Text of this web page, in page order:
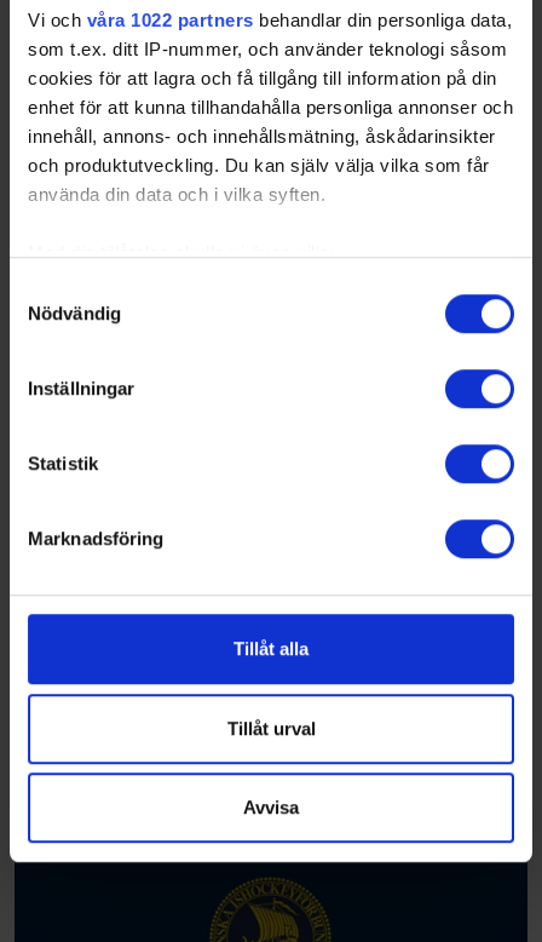
Vi och våra 1022 partners behandlar din personliga data,
som t.ex. ditt IP-nummer, och använder teknologi såsom
cookies för att lagra och få tillgång till information på din
enhet för att kunna tillhandahålla personliga annonser och
innehåll, annons- och innehållsmätning, åskådarinsikter
och produktutveckling. Du kan själv välja vilka som får
använda din data och i vilka syften.
Med din tillåtelse skulle vi även vilja:
som kan ha en noggrannhet på upp till flera meter
Ta reda på mer om hur dina personliga uppgifter
Du kan ändra eller dra tillbaka ditt samtycke när som
Vi använder enhetsidentifierare för att anpassa innehållet
för sociala medier och analysera vår trafik. Vi
vidarebefordrar även sådana identifierare och annan
annons- och analysföretag som vi samarbetar med.
Dessa kan i sin tur kombinera informationen med annan
samlat in när du har använt deras tjänster.
Nödvändig
Inställningar
Statistik
Marknadsföring
Tillåt alla
Tillåt urval
Avvisa